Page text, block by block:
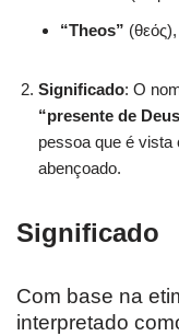
“Theos”
Significado: O
“presente de
pessoa que é vista
abençoado.
Significado
Com base na
interpretado